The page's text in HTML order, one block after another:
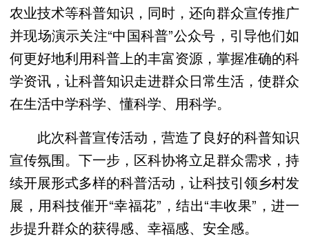
农业技术等科普知识，同时，还向群众宣传推广
并现场演示关注“中国科普”公众号，引导他们如
何更好地利用科普上的丰富资源，掌握准确的科
学资讯，让科普知识走进群众日常生活，使群众
在生活中学科学、懂科学、用科学。
此次科普宣传活动，营造了良好的科普知识
宣传氛围。下一步，区科协将立足群众需求，持
续开展形式多样的科普活动，让科技引领乡村发
展，用科技催开“幸福花”，结出“丰收果”，进一
步提升群众的获得感、幸福感、安全感。